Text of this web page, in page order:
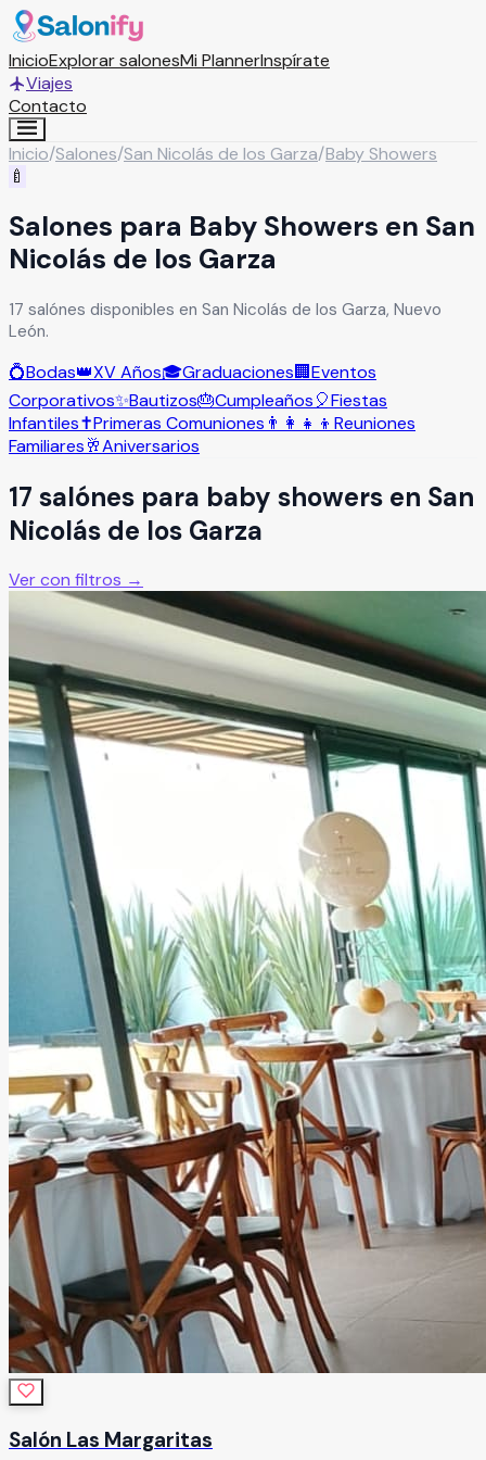
InicioExplorar salonesMi PlannerInspírate
Viajes
Contacto
Inicio/Salones/San Nicolás de los Garza/Baby Showers
🍼
Salones para Baby Showers en San
Nicolás de los Garza
17 salónes disponibles en San Nicolás de los Garza, Nuevo
León.
💍Bodas👑XV Años🎓Graduaciones🏢Eventos
Corporativos✨Bautizos🎂Cumpleaños🎈Fiestas
Infantiles✝️Primeras Comuniones 👨‍👩‍👧‍👦 Reuniones
Familiares🥂Aniversarios
17 salónes para baby showers en San
Nicolás de los Garza
Ver con filtros →
Salón Las Margaritas